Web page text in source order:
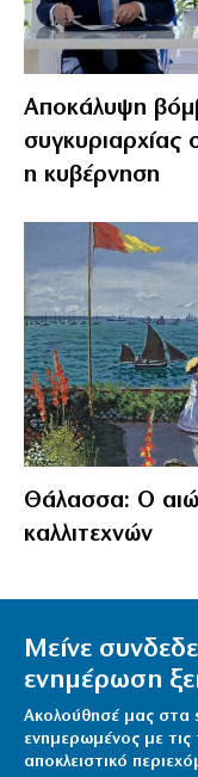
Αποκάλυψη
συγκυριαρχίας
η κυβέρνηση
Θάλασσα: Ο
καλλιτεχνών
Μείνε
ενημέρωση
Ακολούθησέ μας στα
ενημερωμένος με τις
αποκλειστικό